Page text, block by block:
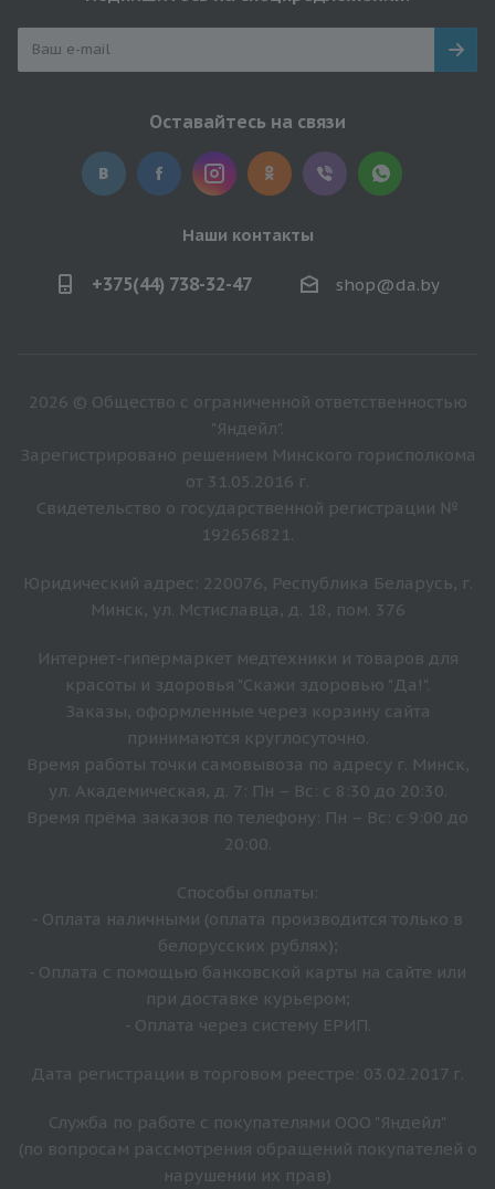
Оставайтесь на связи
Наши контакты
+375(44) 738-32-47 shop@da.by
2026 © Общество с ограниченной ответственностью
"Яндейл".
Зарегистрировано решением Минского горисполкома
от 31.05.2016 г.
Свидетельство о государственной регистрации №
192656821.
Юридический адрес: 220076, Республика Беларусь, г.
Минск, ул. Мстиславца, д. 18, пом. 376
Интернет-гипермаркет медтехники и товаров для
красоты и здоровья "Скажи здоровью "Да!".
Заказы, оформленные через корзину сайта
принимаются круглосуточно.
Время работы точки самовывоза по адресу г. Минск,
ул. Академическая, д. 7: Пн – Вс: с 8:30 до 20:30.
Время прёма заказов по телефону: Пн – Вс: с 9:00 до
20:00.
Способы оплаты:
- Оплата наличными (оплата производится только в
белорусских рублях);
- Оплата с помощью банковской карты на сайте или
при доставке курьером;
- Оплата через систему ЕРИП.
Дата регистрации в торговом реестре: 03.02.2017 г.
Служба по работе с покупателями ООО "Яндейл"
(по вопросам рассмотрения обращений покупателей о
нарушении их прав)